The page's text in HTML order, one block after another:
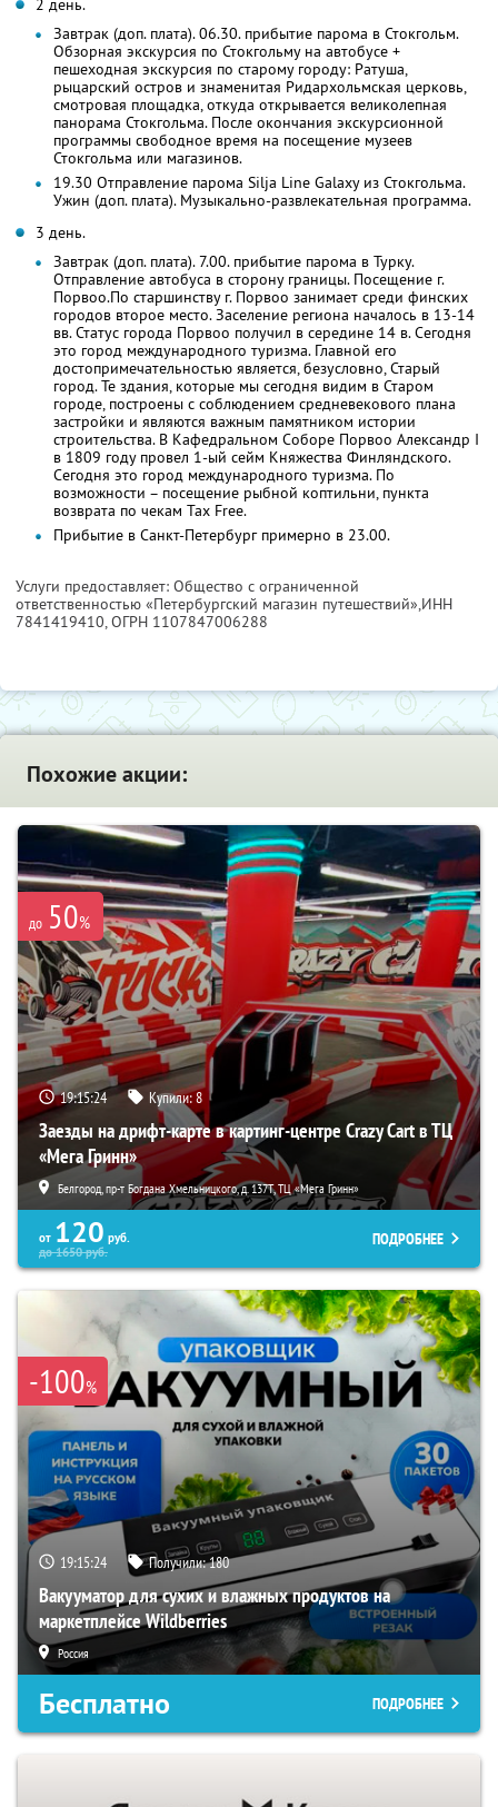
2 день.
Завтрак (доп. плата). 06.30. прибытие парома в Стокгольм.
Обзорная экскурсия по Стокгольму на автобусе +
пешеходная экскурсия по старому городу: Ратуша,
рыцарский остров и знаменитая Ридархольмская церковь,
смотровая площадка, откуда открывается великолепная
панорама Стокгольма. После окончания экскурсионной
программы свободное время на посещение музеев
Стокгольма или магазинов.
19.30 Отправление парома Silja Line Galaxy из Стокгольма.
Ужин (доп. плата). Музыкально-развлекательная программа.
3 день.
Завтрак (доп. плата). 7.00. прибытие парома в Турку.
Отправление автобуса в сторону границы. Посещение г.
Порвоо.По старшинству г. Порвоо занимает среди финских
городов второе место. Заселение региона началось в 13-14
вв. Статус города Порвоо получил в середине 14 в. Сегодня
это город международного туризма. Главной его
достопримечательностью является, безусловно, Старый
город. Те здания, которые мы сегодня видим в Старом
городе, построены с соблюдением средневекового плана
застройки и являются важным памятником истории
строительства. В Кафедральном Соборе Порвоо Александр I
в 1809 году провел 1-ый сейм Княжества Финляндского.
Сегодня это город международного туризма. По
возможности – посещение рыбной коптильни, пункта
возврата по чекам Tax Free.
Прибытие в Санкт-Петербург примерно в 23.00.
Услуги предоставляет: Общество с ограниченной
ответственностью «Петербургский магазин путешествий»,ИНН
7841419410, ОГРН 1107847006288
Похожие акции:
до 50%
19:15:24 Купили:8
Заезды на дрифт-карте в картинг-центре Crazy Cart в ТЦ
«Мега Гринн»
Белгород, пр-т Богдана Хмельницкого, д. 137Т, ТЦ «Мега Гринн»
от 120 руб.
до1650руб.
ПОДРОБНЕЕ
-100%
19:15:24 Получили:180
Вакууматор для сухих и влажных продуктов на
маркетплейсе Wildberries
Россия
Бесплатно ПОДРОБНЕЕ